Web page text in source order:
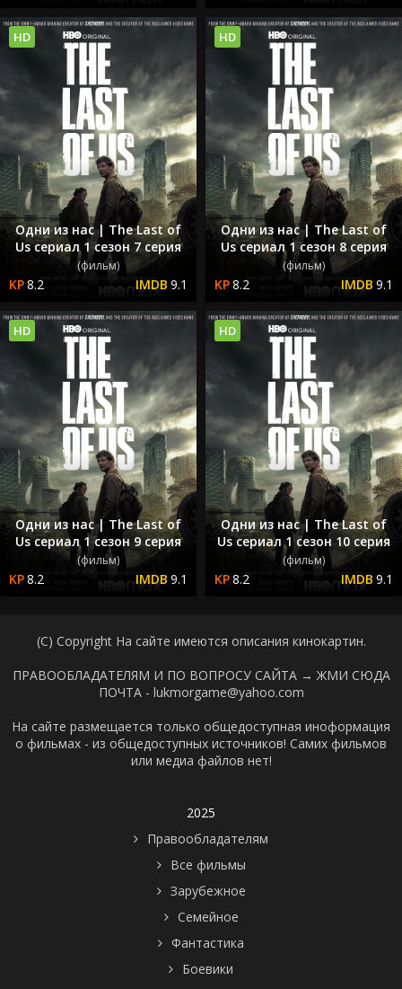
Одни из нас | The Last of
Us сериал 1 сезон 7 серия
(фильм)
8.2 9.1
HD
Одни из нас | The Last of
Us сериал 1 сезон 8 серия
(фильм)
8.2 9.1
HD
Одни из нас | The Last of
Us сериал 1 сезон 9 серия
(фильм)
8.2 9.1
HD
Одни из нас | The Last of
Us сериал 1 сезон 10 серия
(фильм)
8.2 9.1
HD
(C) Copyright На сайте имеются описания кинокартин.
ПРАВООБЛАДАТЕЛЯМ И ПО ВОПРОСУ САЙТА → ЖМИ СЮДА
ПОЧТА - lukmorgame@yahoo.com
На сайте размещается только общедоступная иноформация
о фильмах - из общедоступных источников! Самих фильмов
или медиа файлов нет!
2025
Правообладателям
Все фильмы
Зарубежное
Семейное
Фантастика
Боевики